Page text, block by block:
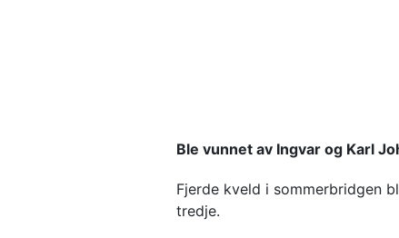
Ble vunnet av Ingvar og Karl
Fjerde kveld i sommerbridgen
tredje.